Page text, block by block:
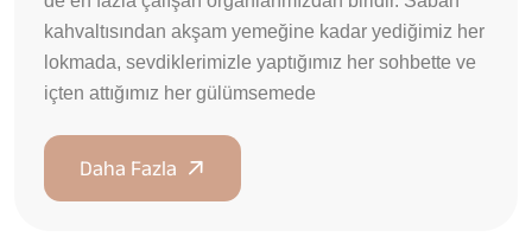
kahvaltısından akşam yemeğine kadar yediğimiz her
lokmada, sevdiklerimizle yaptığımız her sohbette ve
içten attığımız her gülümsemede